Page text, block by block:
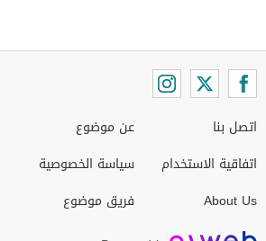
اتصل بنا
اتفاقية الاستخدام
About Us
عن موضوع
سياسة الخصوصية
فريق موضوع